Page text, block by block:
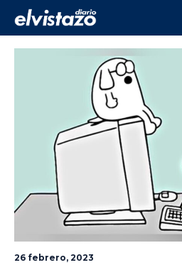
26 febrero, 2023